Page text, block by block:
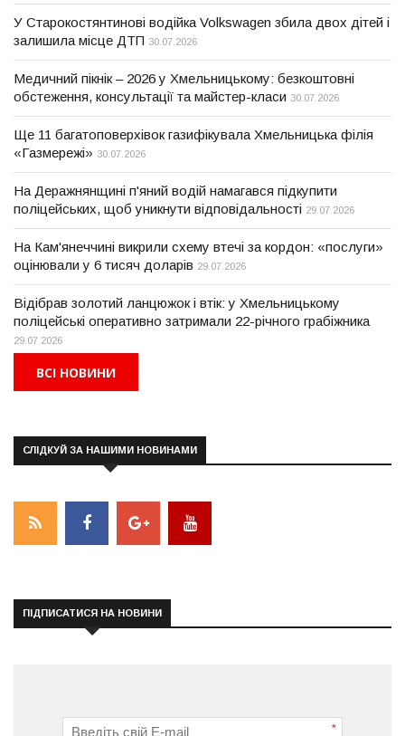
У Старокостянтинові водійка Volkswagen збила двох дітей і
залишила місце ДТП 30.07.2026
Медичний пікнік – 2026 у Хмельницькому: безкоштовні
обстеження, консультації та майстер-класи 30.07.2026
Ще 11 багатоповерхівок газифікувала Хмельницька філія
«Газмережі» 30.07.2026
На Деражнянщині п'яний водій намагався підкупити
поліцейських, щоб уникнути відповідальності 29.07.2026
На Кам'янеччині викрили схему втечі за кордон: «послуги»
оцінювали у 6 тисяч доларів 29.07.2026
Відібрав золотий ланцюжок і втік: у Хмельницькому
поліцейські оперативно затримали 22-річного грабіжника
29.07.2026
ВСІ НОВИНИ
СЛІДКУЙ ЗА НАШИМИ НОВИНАМИ
ПІДПИСАТИСЯ НА НОВИНИ
*